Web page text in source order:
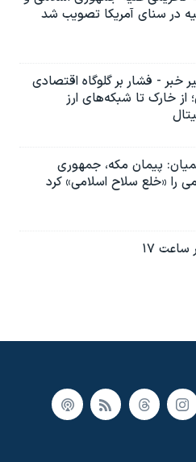
در سنای آمریکا تصویب شد
خبر - فشار بر گلوگاه اقتصادی
از خارک تا شبکه‌های ارز
پیمان مکه، جمهوری
را «خلع سلاح اسلامی» کرد
ساعت ۱۷